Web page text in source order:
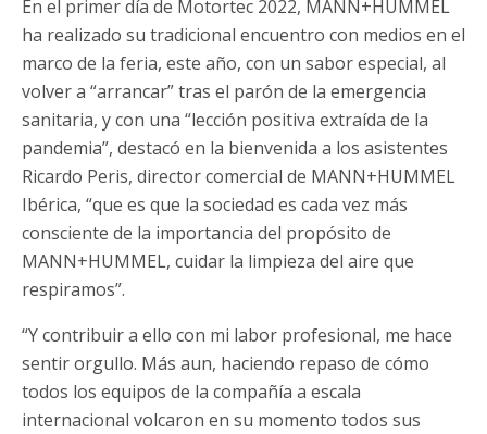
En el primer día de Motortec 2022, MANN+HUMMEL
ha realizado su tradicional encuentro con medios en el
marco de la feria, este año, con un sabor especial, al
volver a “arrancar” tras el parón de la emergencia
sanitaria, y con una “lección positiva extraída de la
pandemia”, destacó en la bienvenida a los asistentes
Ricardo Peris, director comercial de MANN+HUMMEL
Ibérica, “que es que la sociedad es cada vez más
consciente de la importancia del propósito de
MANN+HUMMEL, cuidar la limpieza del aire que
respiramos”.
“Y contribuir a ello con mi labor profesional, me hace
sentir orgullo. Más aun, haciendo repaso de cómo
todos los equipos de la compañía a escala
internacional volcaron en su momento todos sus